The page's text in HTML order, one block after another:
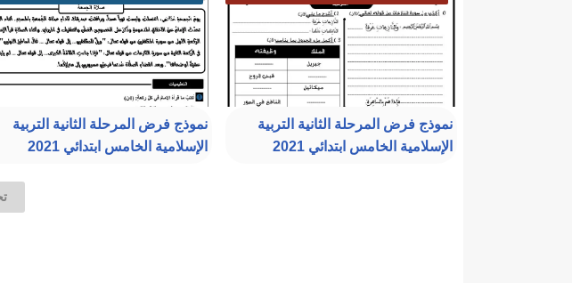
ابتدائي
نموذج فرض المرحلة الثانية التربية
الإسلامية الخامس ابتدائي 2021
ابتدائي
نموذج فرض المرحلة الثانية التربية
الإسلامية الخامس ابتدائي 2021